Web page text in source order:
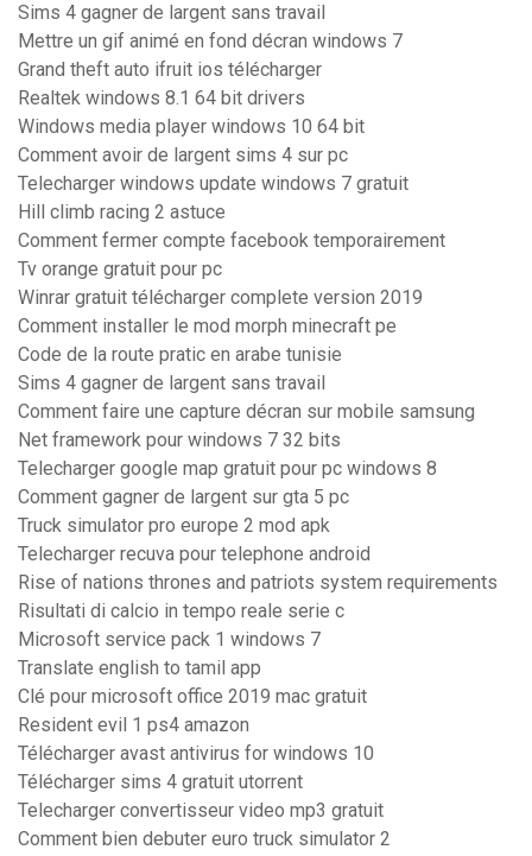
Sims 4 gagner de largent sans travail
Mettre un gif animé en fond décran windows 7
Grand theft auto ifruit ios télécharger
Realtek windows 8.1 64 bit drivers
Windows media player windows 10 64 bit
Comment avoir de largent sims 4 sur pc
Telecharger windows update windows 7 gratuit
Hill climb racing 2 astuce
Comment fermer compte facebook temporairement
Tv orange gratuit pour pc
Winrar gratuit télécharger complete version 2019
Comment installer le mod morph minecraft pe
Code de la route pratic en arabe tunisie
Sims 4 gagner de largent sans travail
Comment faire une capture décran sur mobile samsung
Net framework pour windows 7 32 bits
Telecharger google map gratuit pour pc windows 8
Comment gagner de largent sur gta 5 pc
Truck simulator pro europe 2 mod apk
Telecharger recuva pour telephone android
Rise of nations thrones and patriots system requirements
Risultati di calcio in tempo reale serie c
Microsoft service pack 1 windows 7
Translate english to tamil app
Clé pour microsoft office 2019 mac gratuit
Resident evil 1 ps4 amazon
Télécharger avast antivirus for windows 10
Télécharger sims 4 gratuit utorrent
Telecharger convertisseur video mp3 gratuit
Comment bien debuter euro truck simulator 2